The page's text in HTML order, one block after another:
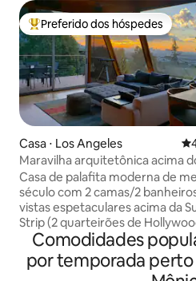
Entre os melhores preferidos
Preferido dos hóspedes
Casa ⋅ Los Angeles
Maravilha arquitetônica acima
sol em WeHo com vista incrível
Casa de palafita moderna de
século com 2 camas/2
vistas espetaculares acima da
Strip (2 quarteirões de
Fairfax). Apenas quarteirões da
mas muito privado e tranquilo.
Renovações recentes do
Comodidades
por temporada perto